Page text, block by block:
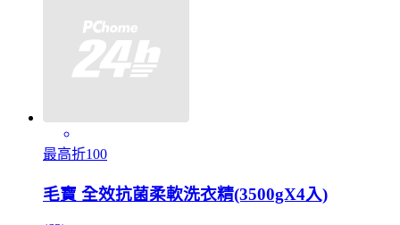
最高折100
毛寶 全效抗菌柔軟洗衣精(3500gX4入)